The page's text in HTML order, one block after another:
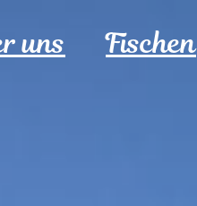
uns Fischen